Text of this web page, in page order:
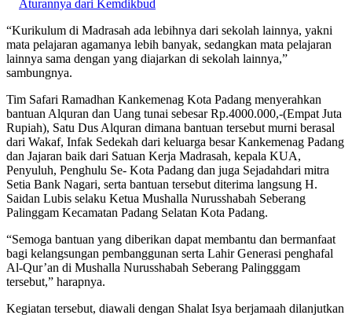
Aturannya dari Kemdikbud
“Kurikulum di Madrasah ada lebihnya dari sekolah lainnya, yakni
mata pelajaran agamanya lebih banyak, sedangkan mata pelajaran
lainnya sama dengan yang diajarkan di sekolah lainnya,”
sambungnya.
Tim Safari Ramadhan Kankemenag Kota Padang menyerahkan
bantuan Alquran dan Uang tunai sebesar Rp.4000.000,-(Empat Juta
Rupiah), Satu Dus Alquran dimana bantuan tersebut murni berasal
dari Wakaf, Infak Sedekah dari keluarga besar Kankemenag Padang
dan Jajaran baik dari Satuan Kerja Madrasah, kepala KUA,
Penyuluh, Penghulu Se- Kota Padang dan juga Sejadahdari mitra
Setia Bank Nagari, serta bantuan tersebut diterima langsung H.
Saidan Lubis selaku Ketua Mushalla Nurusshabah Seberang
Palinggam Kecamatan Padang Selatan Kota Padang.
“Semoga bantuan yang diberikan dapat membantu dan bermanfaat
bagi kelangsungan pembanggunan serta Lahir Generasi penghafal
Al-Qur’an di Mushalla Nurusshabah Seberang Palingggam
tersebut,” harapnya.
Kegiatan tersebut, diawali dengan Shalat Isya berjamaah dilanjutkan